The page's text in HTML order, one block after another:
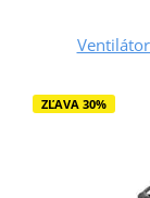
ZĽAVA 30%